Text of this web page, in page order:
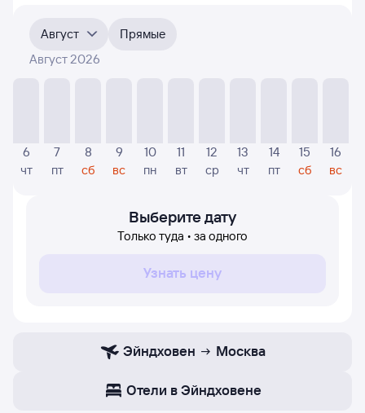
4-5 месяца. Выберите дату, перейдите по клику
к поиску авиабилетов и просмотру
Если никто не искал авиабилетов по маршруту
Москва — Эйндховен, то цены могут отсутствовать
частично или полностью. В этом случае заполните
Август
Прямые
Август 2026
6
чт
7
пт
8
сб
9
вс
10
пн
11
вт
12
ср
13
чт
14
пт
15
сб
16
вс
Выберите дату
Только туда • за одного
Узнать цену
Эйндховен Москва
Отели в Эйндховене